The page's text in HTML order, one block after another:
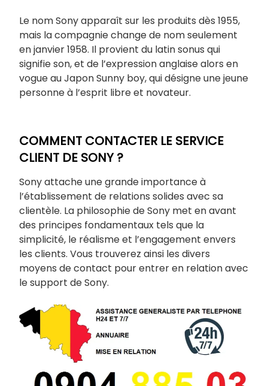
Le nom Sony apparaît sur les produits dès 1955,
mais la compagnie change de nom seulement
en janvier 1958. Il provient du latin sonus qui
signifie son, et de l’expression anglaise alors en
vogue au Japon Sunny boy, qui désigne une jeune
personne à l’esprit libre et novateur.
COMMENT CONTACTER LE SERVICE
CLIENT DE SONY ?
Sony attache une grande importance à
l’établissement de relations solides avec sa
clientèle. La philosophie de Sony met en avant
des principes fondamentaux tels que la
simplicité, le réalisme et l’engagement envers
les clients. Vous trouverez ainsi les divers
moyens de contact pour entrer en relation avec
le support de Sony.